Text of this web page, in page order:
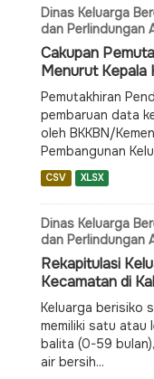
Dinas Keluarga
dan Perlindungan
Cakupan
Menurut Kepala
Pemutakhiran
pembaruan data
oleh BKKBN/
Pembangunan
CSV XLSX
Dinas Keluarga
dan Perlindungan
Rekapitulasi
Kecamatan di
Keluarga berisiko
memiliki satu
balita (0-59
air bersih...